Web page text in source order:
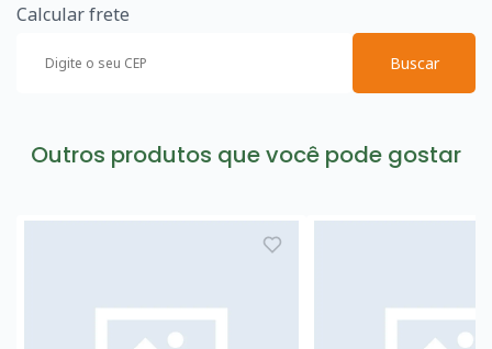
Calcular frete
Buscar
Outros produtos que você pode gostar